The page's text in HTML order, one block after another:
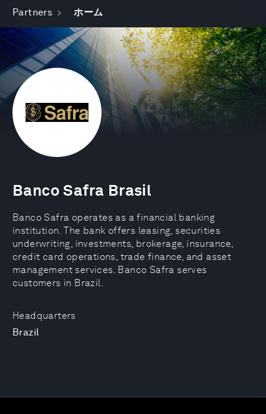
Partners ホーム
Headquarters
Brazil
Banco Safra Brasil
Banco Safra operates as a financial banking
institution. The bank offers leasing, securities
underwriting, investments, brokerage, insurance,
credit card operations, trade finance, and asset
management services. Banco Safra serves
customers in Brazil.